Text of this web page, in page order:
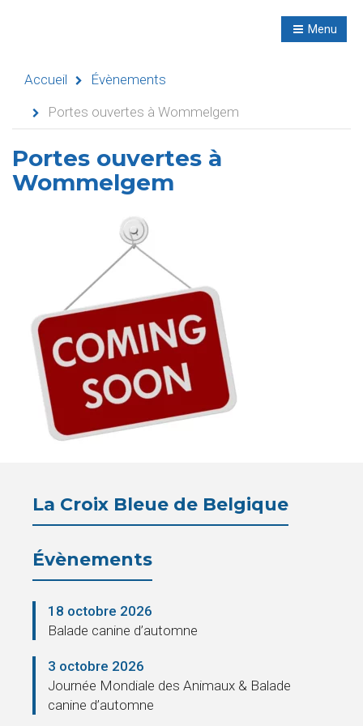
Menu
Navigation
Accueil
Évènements
Séminaires
Refuges
Pension
Bleue
Presse
Cantine
Contacts
Accueil
Évènements
Portes ouvertes à Wommelgem
Portes ouvertes à
Wommelgem
La Croix Bleue de Belgique
Évènements
18 octobre 2026
Balade canine d’automne
3 octobre 2026
Journée Mondiale des Animaux & Balade
canine d’automne